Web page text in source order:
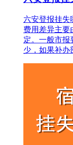
六安登报挂失
费用差异主要
定。一般市报
少，如果补办